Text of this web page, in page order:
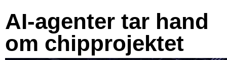
AI-agenter tar hand
om chipprojektet